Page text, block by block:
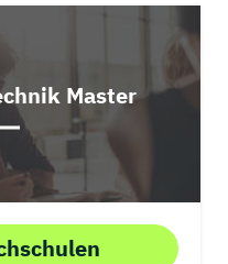
Master